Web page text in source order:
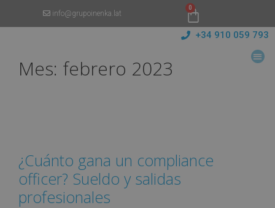
info@grupoinenka.lat
0
+34 910 059 793
Mes: febrero 2023
¿Cuánto gana un compliance
officer? Sueldo y salidas
profesionales